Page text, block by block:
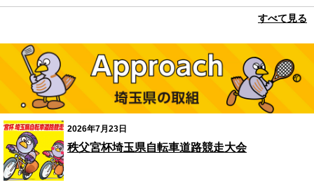
すべて見る
埼玉県の取組
2026年7月23日
秩父宮杯埼玉県自転車道路競走大会